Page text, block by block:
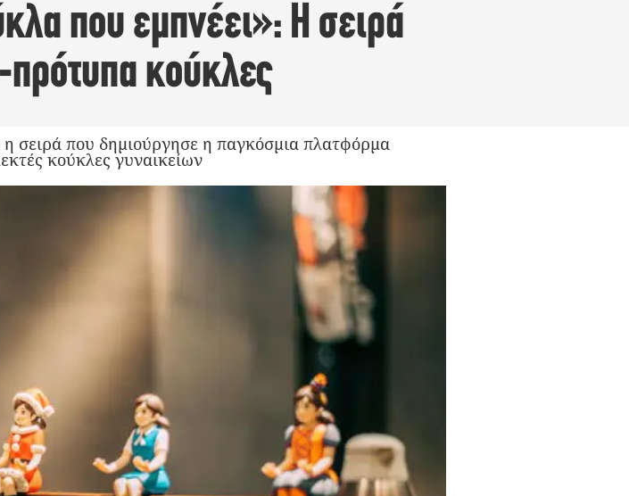
που εμπνέει»: H σειρά
πρότυπα κούκλες
η σειρά που δημιούργησε η παγκόσμια πλατφόρμα
κούκλες γυναικείων